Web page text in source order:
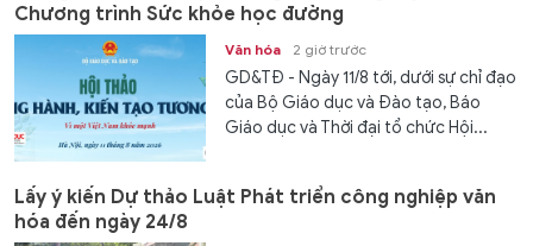
Chương trình Sức khỏe học đường
Văn hóa 2 giờ trước
GD&TĐ - Ngày 11/8 tới, dưới sự chỉ đạo
của Bộ Giáo dục và Đào tạo, Báo
Giáo dục và Thời đại tổ chức Hội...
Lấy ý kiến Dự thảo Luật Phát triển công nghiệp văn
hóa đến ngày 24/8